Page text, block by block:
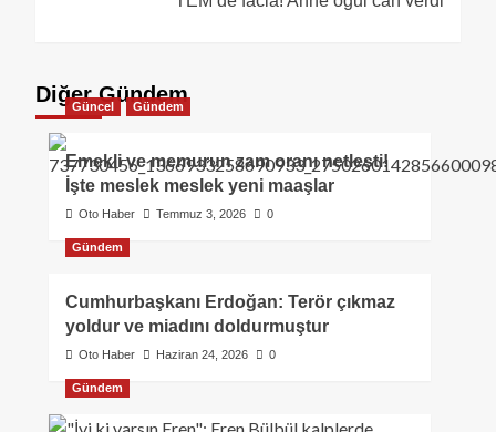
Diğer Gündem
Güncel Gündem
Emekli ve memurun zam oranı netleşti!
İşte meslek meslek yeni maaşlar
Oto Haber Temmuz 3, 2026 0
Gündem
Cumhurbaşkanı Erdoğan: Terör çıkmaz
yoldur ve miadını doldurmuştur
Oto Haber Haziran 24, 2026 0
Gündem